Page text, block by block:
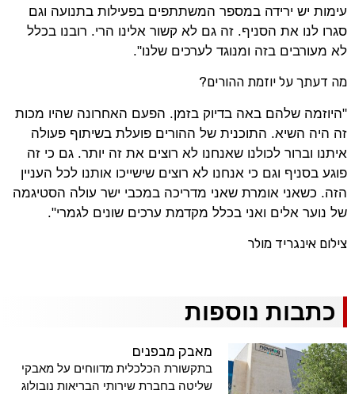
עימות יש ירידה במספר המשתתפים בפעילות בתנועה וגם
סגרו לנו את הסניף. זה גם לא קשור אלינו הרי. רובנו בכלל
לא מעורבים בזה ומנוגד לערכים שלנו".
מה דעתך על יוזמת ההורים?
"היוזמה שלהם באה בדיוק בזמן. הפעם האחרונה שהיו מכות
זה היה השיא. התוכנית של ההורים פועלת בשיתוף פעולה
איתנו וברור לכולנו שאנחנו לא רוצים את זה יותר. גם כי זה
פוגע בסניף וגם כי אנחנו לא רוצים שישייכו אותנו לכל העניין
הזה. כשאני אומרת שאני מדריכה במכבי ישר עולה הסטיגמה
של נוער אלים ואני בכלל מקדמת ערכים שונים לגמרי".
צילום אינגריד מולר
כתבות נוספות
מאבק מבפנים
בתקשורת הכלכלית מדווחים על מאבקי
שליטה בחברת שירותי הבריאות נובולוג